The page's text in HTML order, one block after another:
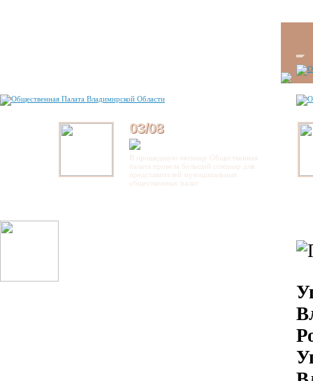
03/08
В прошедшую пятницу Общественная
палата провела большой семинар для
представителей муниципальных
общественных палат